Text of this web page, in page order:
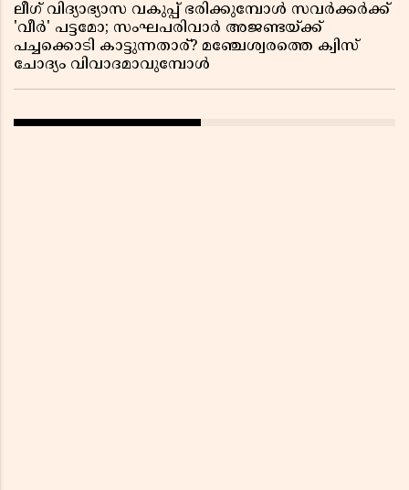
ലീഗ് വിദ്യാഭ്യാസ വകുപ്പ് ഭരിക്കുമ്പോൾ സവർക്കർക്ക്
'വീർ' പട്ടമോ; സംഘപരിവാർ അജണ്ടയ്ക്ക്
പച്ചക്കൊടി കാട്ടുന്നതാര്? മഞ്ചേശ്വരത്തെ ക്വിസ്
ചോദ്യം വിവാദമാവുമ്പോൾ